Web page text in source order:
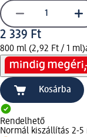
2 339 Ft
800 ml (2,92 Ft / 1 ml)
Kosárba
Rendelhető
Normál kiszállítás 2-5